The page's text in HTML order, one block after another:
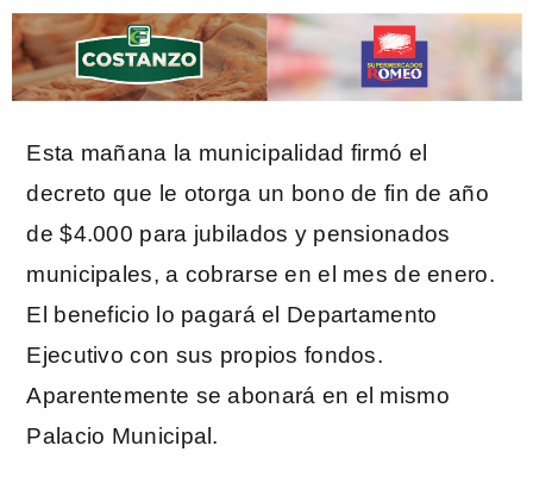
Esta mañana la municipalidad firmó el
decreto que le otorga un bono de fin de año
de $4.000 para jubilados y pensionados
municipales, a cobrarse en el mes de enero.
El beneficio lo pagará el Departamento
Ejecutivo con sus propios fondos.
Aparentemente se abonará en el mismo
Palacio Municipal.